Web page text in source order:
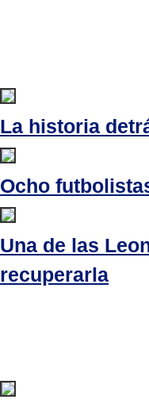
La historia
Ocho
Una de las
recuperarla